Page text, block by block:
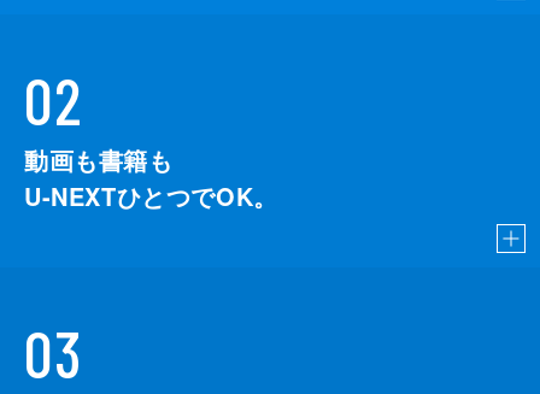
02
動画も書籍も
U-NEXTひとつでOK。
03